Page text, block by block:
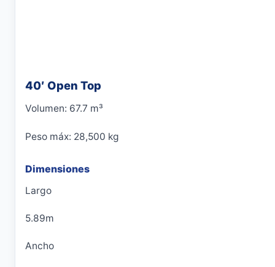
40′ Open Top
Volumen: 67.7 m³
Peso máx: 28,500 kg
Dimensiones
Largo
5.89m
Ancho